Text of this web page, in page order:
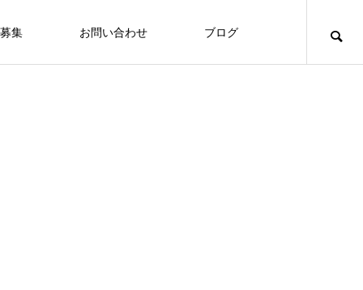
集 お問い合わせ ブログ